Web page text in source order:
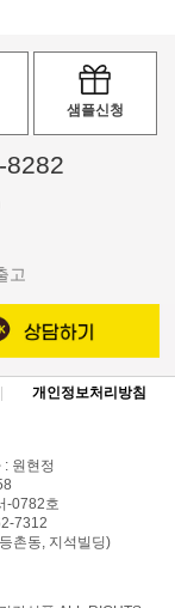
샘플신청
8282
고
개인정보처리방침
: 원현정
-0782호
7312
촌동, 지석빌딩)